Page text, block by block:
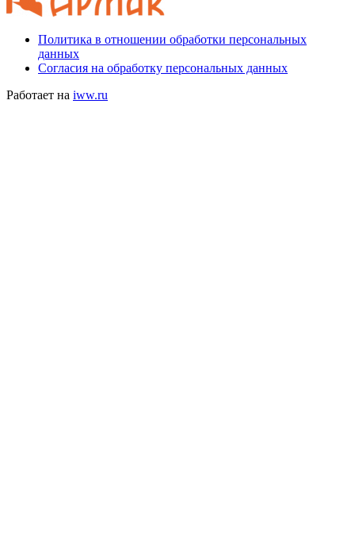
Политика в отношении обработки персональных
данных
Согласия на обработку персональных данных
Работает на iww.ru